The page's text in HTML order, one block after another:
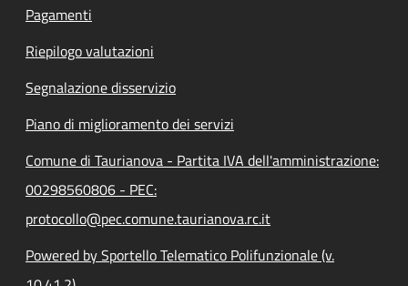
Pagamenti
Riepilogo valutazioni
Segnalazione disservizio
Piano di miglioramento dei servizi
Comune di Taurianova - Partita IVA dell'amministrazione:
00298560806 - PEC:
protocollo@pec.comune.taurianova.rc.it
Powered by Sportello Telematico Polifunzionale (v.